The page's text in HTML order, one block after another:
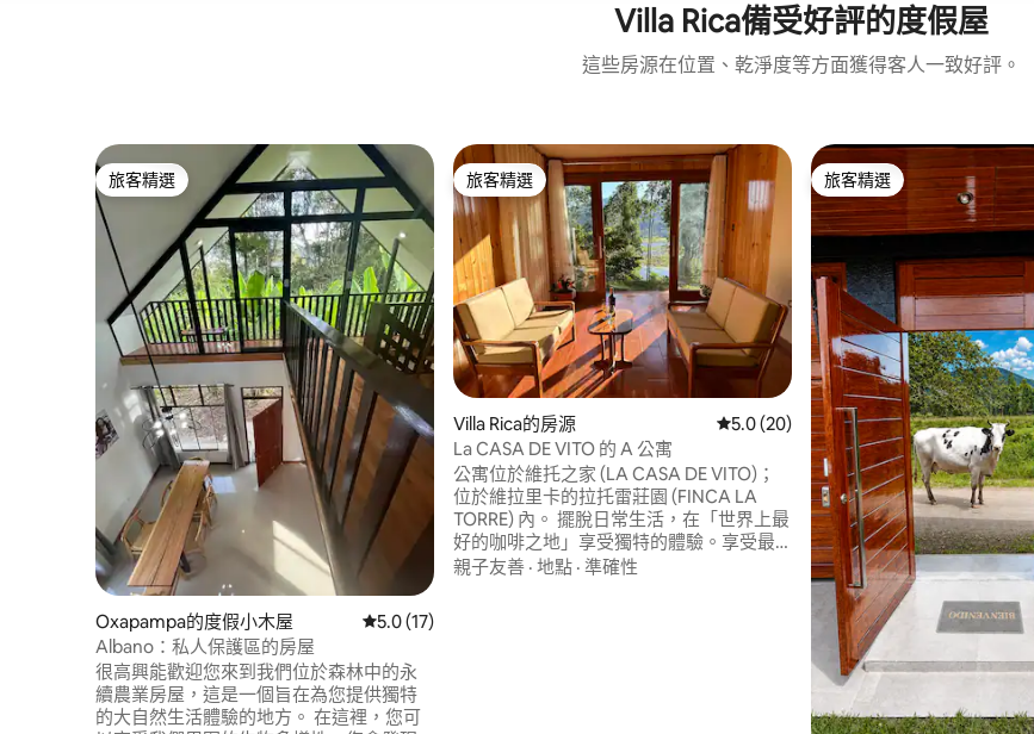
Villa Rica備受好評的度假屋
這些房源在位置、乾淨度等方面獲得客人一致好評。
旅客精選
旅客精選
Oxapampa的度假小木屋 從 17 則評價中獲得 5.0 的平均評分（滿分 5 分）
5.0 (17)
Albano：私人保護區的房屋
很高興能歡迎您來到我們位於森林中的永
續農業房屋，這是一個旨在為您提供獨特
的大自然生活體驗的地方。 在這裡，您可
旅客精選
旅客精選
Villa Rica的房源 從 20 則評價中獲得 5.0 的平均評分（滿
5.0 (20)
La CASA DE VITO 的 A 公寓
公寓位於維托之家 (LA CASA DE VITO)；
位於維拉里卡的拉托雷莊園 (FINCA LA
TORRE) 內。 擺脫日常生活，在「世界上最
好的咖啡之地」享受獨特的體驗。享受最
佳旅遊景點的特殊景觀；奧科納爾潟湖
親子友善 · 地點 · 準確性
旅客精選
旅客精選